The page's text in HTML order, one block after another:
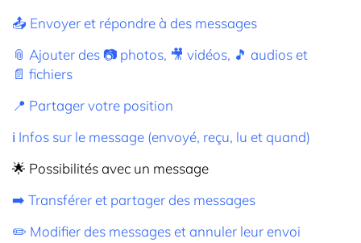
📤 Envoyer et répondre à des messages
📎 Ajouter des 📷 photos, 🎥 vidéos, 🎵 audios et
📄 fichiers
📍 Partager votre position
ℹ️ Infos sur le message (envoyé, reçu, lu et quand)
🌟 Possibilités avec un message
➡️ Transférer et partager des messages
✏️ Modifier des messages et annuler leur envoi